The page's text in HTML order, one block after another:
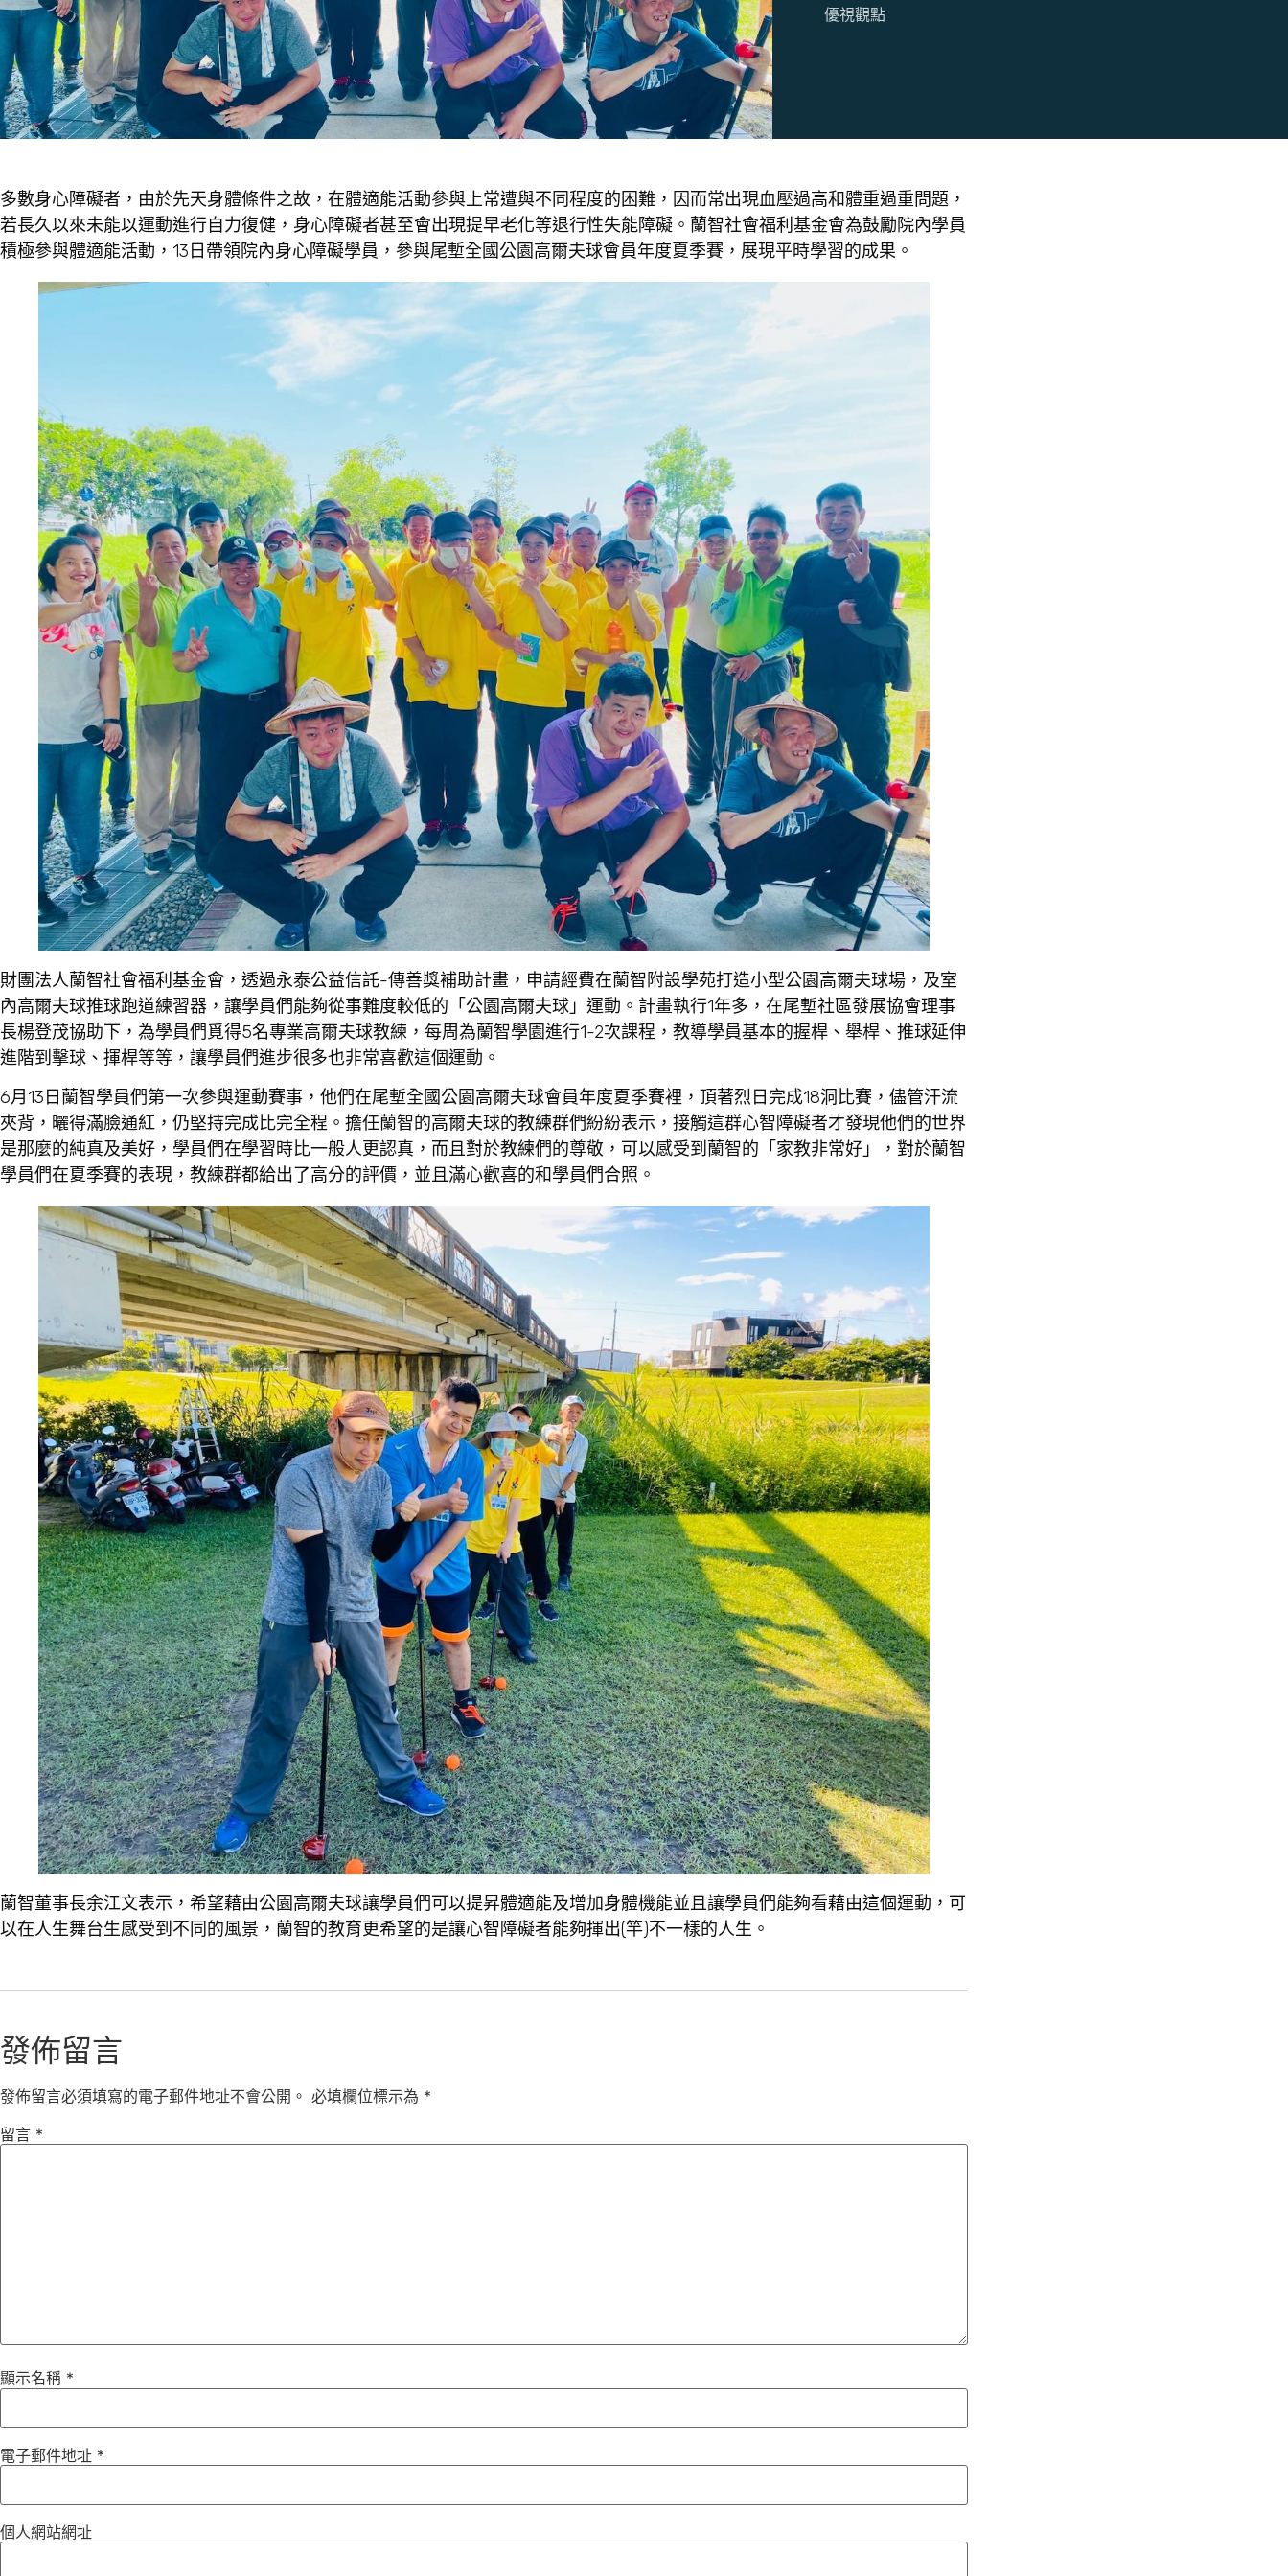
優視觀點
多數身心障礙者，由於先天身體條件之故，在體適能活動參與上常遭與不同程度的困難，因而常出現血壓過高和體重過重問題，
若長久以來未能以運動進行自力復健，身心障礙者甚至會出現提早老化等退行性失能障礙。蘭智社會福利基金會為鼓勵院內學員
積極參與體適能活動，13日帶領院內身心障礙學員，參與尾塹全國公園高爾夫球會員年度夏季賽，展現平時學習的成果。
財團法人蘭智社會福利基金會，透過永泰公益信託-傳善獎補助計畫，申請經費在蘭智附設學苑打造小型公園高爾夫球場，及室
內高爾夫球推球跑道練習器，讓學員們能夠從事難度較低的「公園高爾夫球」運動。計畫執行1年多，在尾塹社區發展協會理事
長楊登茂協助下，為學員們覓得5名專業高爾夫球教練，每周為蘭智學園進行1-2次課程，教導學員基本的握桿、舉桿、推球延伸
進階到擊球、揮桿等等，讓學員們進步很多也非常喜歡這個運動。
6月13日蘭智學員們第一次參與運動賽事，他們在尾塹全國公園高爾夫球會員年度夏季賽裡，頂著烈日完成18洞比賽，儘管汗流
夾背，曬得滿臉通紅，仍堅持完成比完全程。擔任蘭智的高爾夫球的教練群們紛紛表示，接觸這群心智障礙者才發現他們的世界
是那麼的純真及美好，學員們在學習時比一般人更認真，而且對於教練們的尊敬，可以感受到蘭智的「家教非常好」，對於蘭智
學員們在夏季賽的表現，教練群都給出了高分的評價，並且滿心歡喜的和學員們合照。
蘭智董事長余江文表示，希望藉由公園高爾夫球讓學員們可以提昇體適能及增加身體機能並且讓學員們能夠看藉由這個運動，可
以在人生舞台生感受到不同的風景，蘭智的教育更希望的是讓心智障礙者能夠揮出(竿)不一樣的人生。
發佈留言
發佈留言必須填寫的電子郵件地址不會公開。 必填欄位標示為 *
留言 *
顯示名稱 *
電子郵件地址 *
個人網站網址